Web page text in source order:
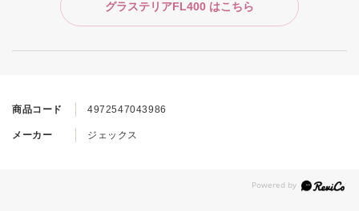
商品コード 4972547043986
メーカー ジェックス
グラステリアFL400 はこちら